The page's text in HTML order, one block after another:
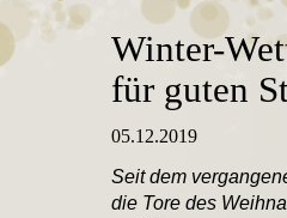
Winter-
für guten
05.12.2019
Seit dem
die Tore des